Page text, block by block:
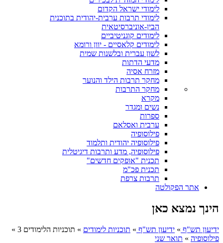
לימודי ישראל הקדום
לימודי תרבות ערבית-יהודית בתוכנית
הבין-אוניברסיטאית
לימודים קוגניטיביים
לימודים קלאסיים - יוון ורומא
לשון עברית ובלשנות שמית
מדעי הדתות
מזרח אסיה
מחקר תרבות הילד והנוער
מחקר התרבות
מקרא
נשים ומגדר
ספרות
ערבית ואסלאם
פילוסופיה
פילוסופיה יהודית ותלמוד
פילוסופיה, מדע ותרבות דיגיטלית
תכנית "אופקים חדשים"
תכנית פכ"מ
תרבות צרפת
אתר הפקולטה
הינך נמצא כאן
ידיעון תש"ף » ידיעון תש"ף » תוכניות לימודים » תוכניות הלימודים 3
»
פילוסופיה » תואר שני